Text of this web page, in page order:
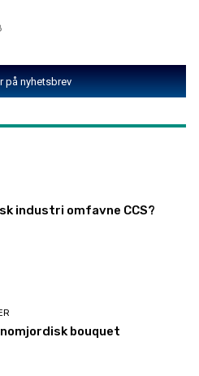
på nyhetsbrev
industri omfavne CCS?
bouquet